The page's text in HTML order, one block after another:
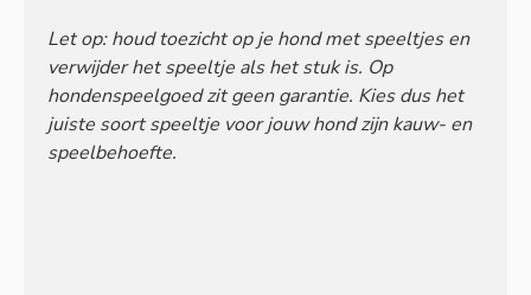
Let op: houd toezicht op je hond met speeltjes en
verwijder het speeltje als het stuk is. Op
hondenspeelgoed zit geen garantie. Kies dus het
juiste soort speeltje voor jouw hond zijn kauw- en
speelbehoefte.